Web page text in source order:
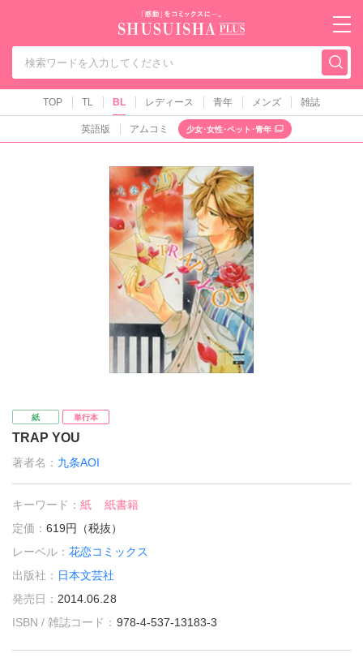
秋水社PLUS（テ
TOP TL BL レディース 青年 メンズ 雑誌
英語版 アムコミ 少女･女性･ペット･青年
紙 単行本
TRAP YOU
著者名： 九条AOI
キーワード：紙
紙書籍
定価：619円（税抜）
レーベル：花恋コミックス
出版社： 日本文芸社
発売日： 2014.06.28
ISBN / 雑誌コード： 978-4-537-13183-3